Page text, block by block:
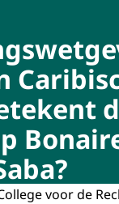
voor de